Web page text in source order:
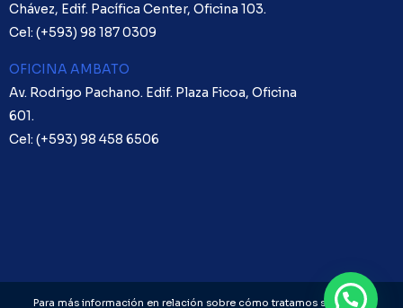
Chávez, Edif. Pacífica Center, Oficina 103.
Cel: (+593) 98 187 0309
OFICINA AMBATO
Av. Rodrigo Pachano. Edif. Plaza Ficoa, Oficina
601.
Cel: (+593) 98 458 6506
Para más información en relación sobre cómo tratamos sus Datos